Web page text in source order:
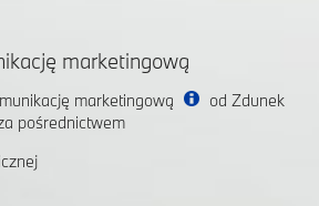
marketingową
marketingową
od Zdunek
pośrednictwem